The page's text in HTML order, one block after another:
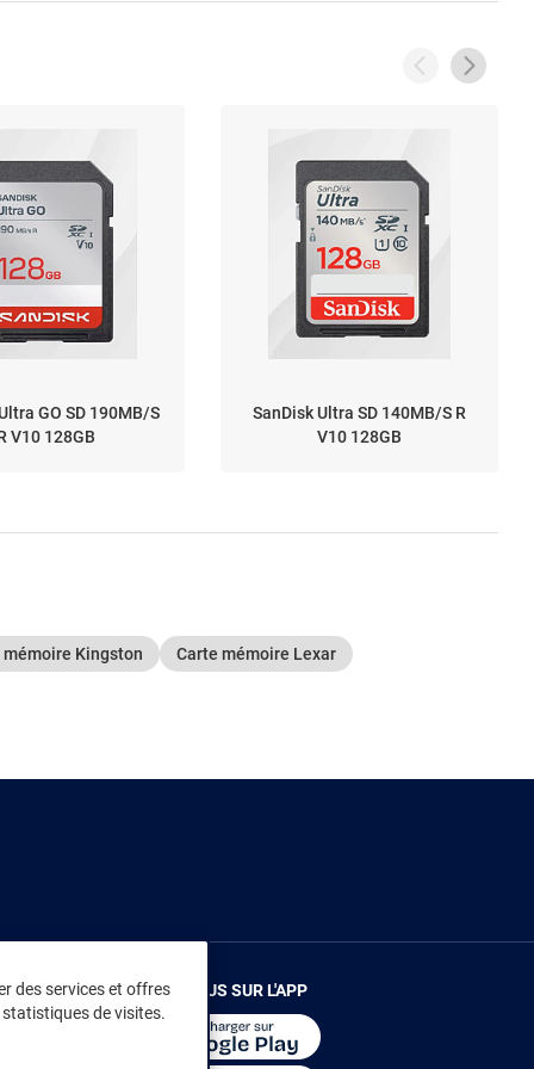
GO SD 190MB/S
V10 128GB
SanDisk Ultra SD 140MB/S R
V10 128GB
mémoire Kingston
Carte mémoire Lexar
des services et offres
de visites.
RENDEZ-VOUS SUR L'APP